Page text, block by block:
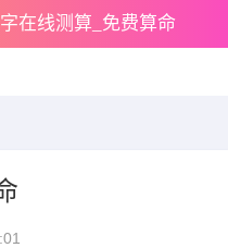
在线测算_免费算命